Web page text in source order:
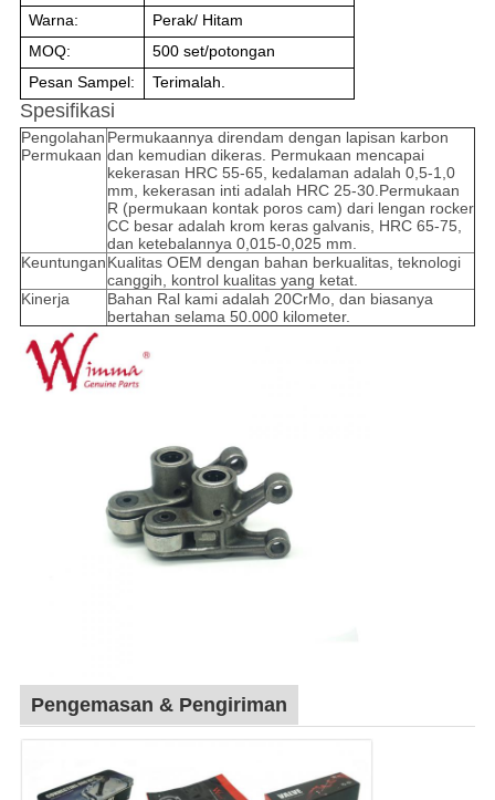
Warna:
Perak/ Hitam
MOQ:
500 set/potongan
Pesan Sampel:
Terimalah.
Spesifikasi
Pengolahan
Permukaan
Permukaannya direndam dengan lapisan karbon
dan kemudian dikeras. Permukaan mencapai
kekerasan HRC 55-65, kedalaman adalah 0,5-1,0
mm, kekerasan inti adalah HRC 25-30.Permukaan
R (permukaan kontak poros cam) dari lengan rocker
CC besar adalah krom keras galvanis, HRC 65-75,
dan ketebalannya 0,015-0,025 mm.
KeuntunganKualitas OEM dengan bahan berkualitas, teknologi
canggih, kontrol kualitas yang ketat.
Kinerja
Bahan Ral kami adalah 20CrMo, dan biasanya
bertahan selama 50.000 kilometer.
Pengemasan & Pengiriman